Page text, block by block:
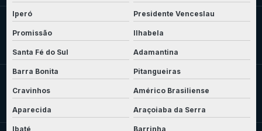
Iperó Presidente Venceslau
Promissão Ilhabela
Santa Fé do Sul Adamantina
Barra Bonita Pitangueiras
Cravinhos Américo Brasiliense
Aparecida Araçoiaba da Serra
Ibaté Barrinha